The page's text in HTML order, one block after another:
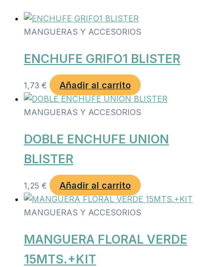
MANGUERAS Y ACCESORIOS
ENCHUFE GRIFO1 BLISTER
1,73 € Añadir al carrito
MANGUERAS Y ACCESORIOS
DOBLE ENCHUFE UNION
BLISTER
1,25 € Añadir al carrito
MANGUERAS Y ACCESORIOS
MANGUERA FLORAL VERDE
15MTS.+KIT